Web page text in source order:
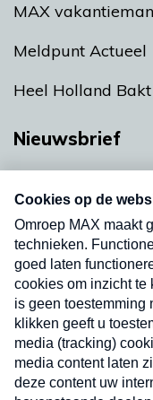
MAX vakantieman
Meldpunt Actueel
Heel Holland Bakt
Nieuwsbrief
nieuwsbrief. Elke
uw mailbox.